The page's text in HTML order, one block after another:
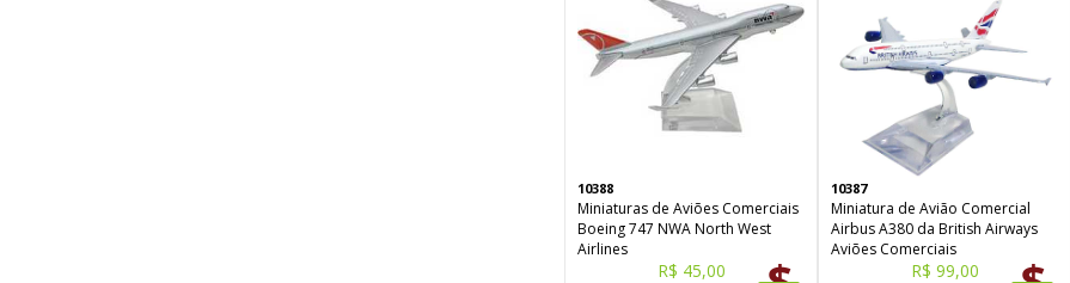
10388
Miniaturas de Aviões Comerciais
Boeing 747 NWA North West
Airlines
R$ 45,00
10387
Miniatura de Avião Comercial
Airbus A380 da British Airways
Aviões Comerciais
R$ 99,00